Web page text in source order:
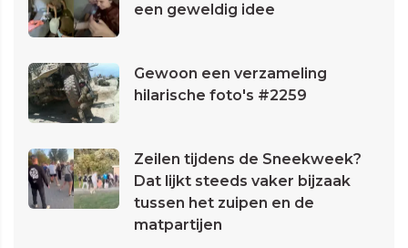
een geweldig idee
Gewoon een verzameling
hilarische foto's #2259
Zeilen tijdens de Sneekweek?
Dat lijkt steeds vaker bijzaak
tussen het zuipen en de
matpartijen